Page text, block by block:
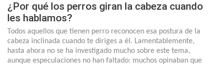
¿Por qué los perros giran la cabeza cuando
les hablamos?
Todos aquellos que tienen perro reconocen esa postura de la
cabeza inclinada cuando te diriges a él. Lamentablemente,
hasta ahora no se ha investigado mucho sobre este tema,
aunque especulaciones no han faltado: muchos opinaban que